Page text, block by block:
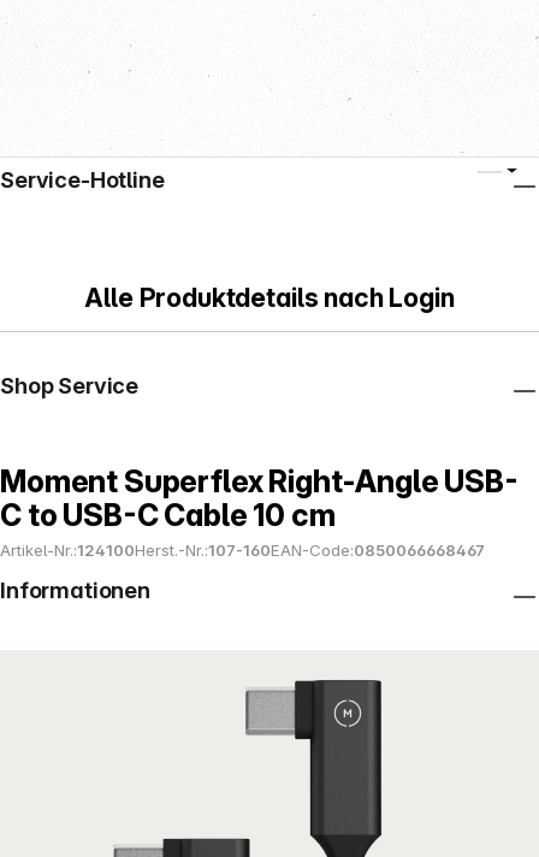
Alle Produktdetails nach Login
Moment Superflex Right-Angle USB-
C to USB-C Cable 10 cm
Artikel-Nr.:124100Herst.-Nr.:107-160EAN-Code:0850066668467
Service-Hotline
Shop Service
Informationen